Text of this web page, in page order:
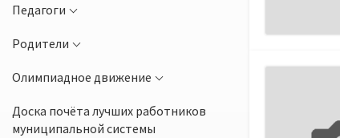
Педагоги
Родители
Олимпиадное движение
Доска почёта лучших работников
муниципальной системы